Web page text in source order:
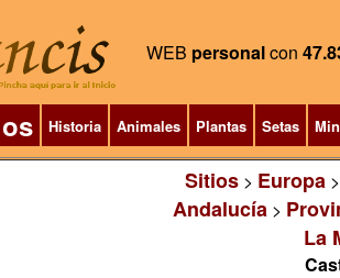
WEB personalcon
Historia Animales Plantas Setas
Sitios> Europa
Andalucía>
La